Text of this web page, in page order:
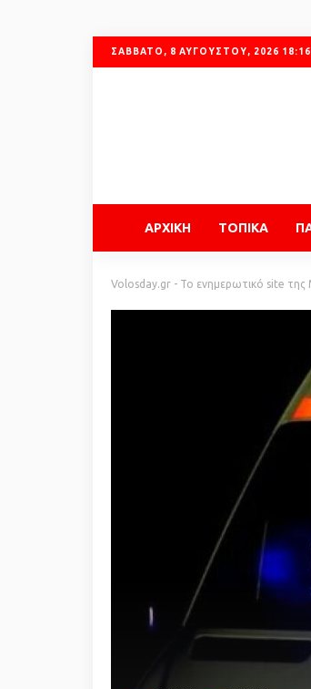
ΣΆΒΒΑΤΟ, 8 ΑΥΓΟΎΣΤΟΥ, 2026 18:16
ΑΡΧΙΚΗ ΤΟΠΙΚΑ
Volosday.gr - Το ενημερωτικό site της